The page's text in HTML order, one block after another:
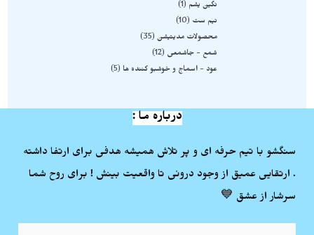
نگین یشم
1
نیم ست
10
محصولات مدیتیشن 35
شمع - جاشمعی
12
عود - اسماج و خوشبو کننده ها
5
درباره ما :
سنگشو با تیم حرفه ای و پر تلاش همیشه هدفی برای ارتفا داشته
. ارتقایی عمیق از وجود درونی تا واقعیت بینش ! برای روح شما
سرشار از عشق 💙